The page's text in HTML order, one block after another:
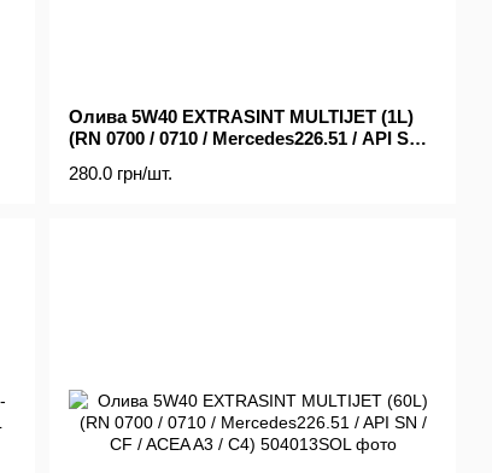
Олива 5W40 EXTRASINT MULTIJET (1L)
(RN 0700 / 0710 / Mercedes226.51 / API SN /
280.0 грн/шт.